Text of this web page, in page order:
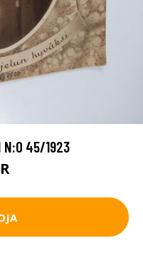
N:O 45/1923